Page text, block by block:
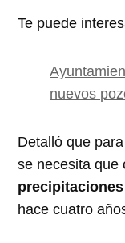
Te puede
nuevos
Detalló que
se necesita
precipitaciones
hace cuatro